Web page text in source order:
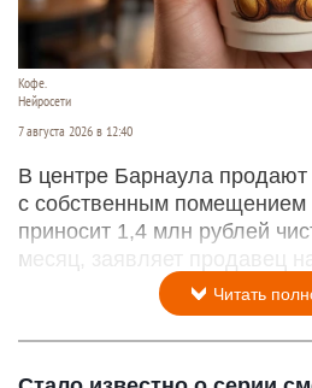
Кофе.
Нейросети
7 августа 2026 в 12:40
В центре Барнаула
с собственным помещением
приносит 1,4 млн рублей
месяц, заявляет продавец на
Читать